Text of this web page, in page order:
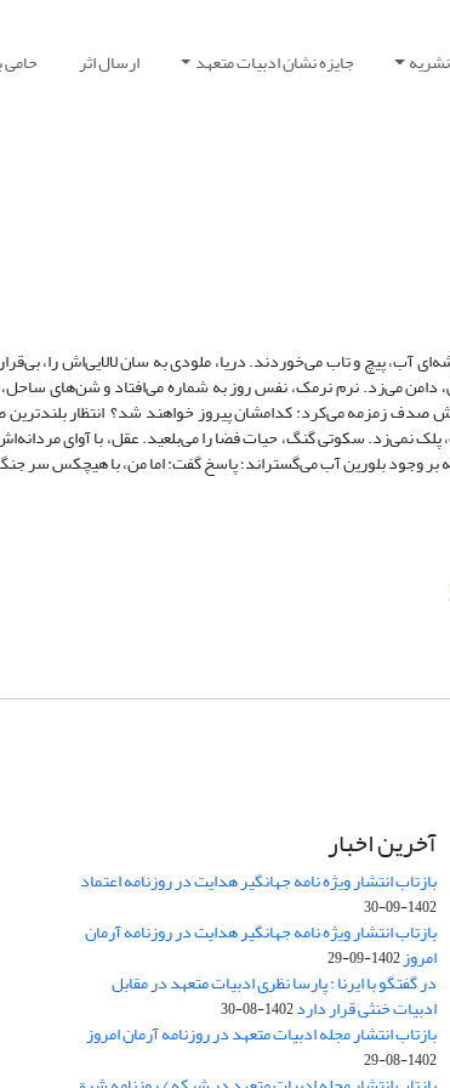
جایزه نشان ادبیات متعهد ارسال اثر
آب، پیچ و تاب می‌خوردند. دریا، ملودی به سان لالایی‌اش را،
دامن می‌زد. نرم نرمک، نفس روز به شماره می‌افتاد و شن‌های
صدف زمزمه می‌کرد: کدامشان پیروز خواهند شد؟ انتظار
نمی‌زد. سکوتی گنگ، حیات فضا را می‌بلعید. عقل، با آوای
بر وجود بلورین آب می‌گستراند؛ پاسخ گفت: اما من، با هیچکس سر
آخرین اخبار
بازتاب انتشار ویژه نامه جهانگیر هدایت در روزنامه اعتماد
1402-09-30
بازتاب انتشار ویژه نامه جهانگیر هدایت در روزنامه آرمان
امروز1402-09-29
در گفتگو با ایرنا : پارسا نظری ادبیات متعهد در مقابل
ادبیات خنثی قرار دارد1402-08-30
بازتاب انتشار مجله ادبیات متعهد در روزنامه آرمان امروز
1402-08-29